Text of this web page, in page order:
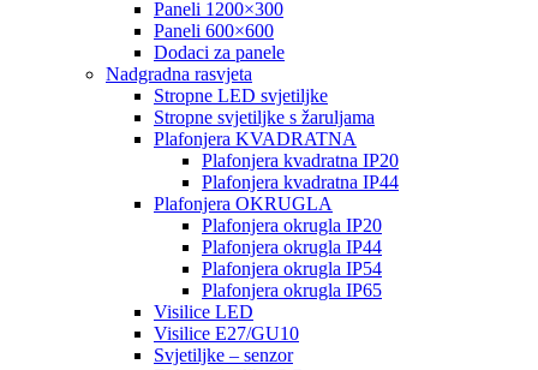
Paneli 1200×300
Paneli 600×600
Dodaci za panele
Nadgradna rasvjeta
Stropne LED svjetiljke
Stropne svjetiljke s žaruljama
Plafonjera KVADRATNA
Plafonjera kvadratna IP20
Plafonjera kvadratna IP44
Plafonjera OKRUGLA
Plafonjera okrugla IP20
Plafonjera okrugla IP44
Plafonjera okrugla IP54
Plafonjera okrugla IP65
Visilice LED
Visilice E27/GU10
Svjetiljke – senzor